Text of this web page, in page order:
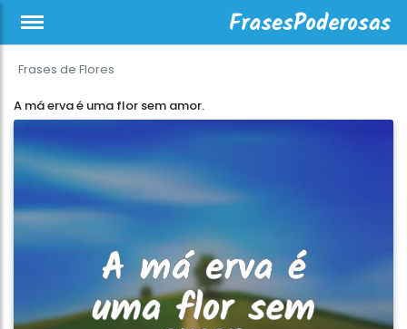
Frases de Flores
A má erva é uma flor sem amor.